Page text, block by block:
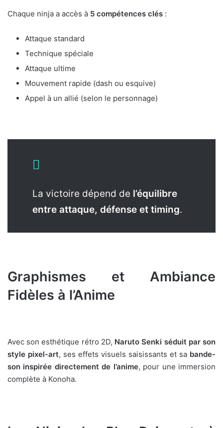
Chaque ninja a accès à 5 compétences clés :
Attaque standard
Technique spéciale
Attaque ultime
Mouvement rapide (dash ou esquive)
Appel à un allié (selon le personnage)
La victoire dépend de l’équilibre
entre attaque, défense et timing.
Graphismes et Ambiance
Fidèles à l’Anime
Avec son esthétique rétro 2D, Naruto Senki séduit par son
style pixel-art, ses effets visuels saisissants et sa bande-
son inspirée directement de l’anime, pour une immersion
complète à Konoha.